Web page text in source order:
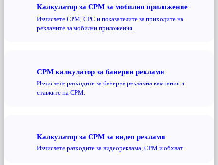
Калкулатор за CPM за мобилно приложение
Изчислете CPM, CPC и показателите за приходите на
рекламите за мобилни приложения.
CPM калкулатор за банерни реклами
Изчислете разходите за банерна рекламна кампания и
ставките на CPM.
Калкулатор за CPM за видео реклами
Изчислете разходите за видеореклама, CPM и обхват.